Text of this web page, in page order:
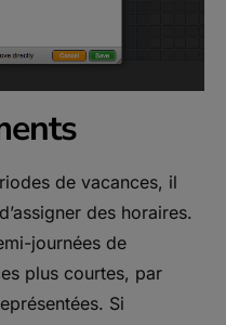
de vacances, il
des horaires.
journées de
plus courtes, par
Si